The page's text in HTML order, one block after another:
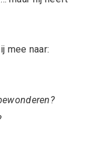
mee naar: